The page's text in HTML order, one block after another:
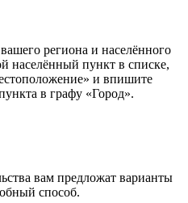
региона и населённого
населённый пункт в списке,
и впишите
в графу «Город».
вам предложат варианты
способ.